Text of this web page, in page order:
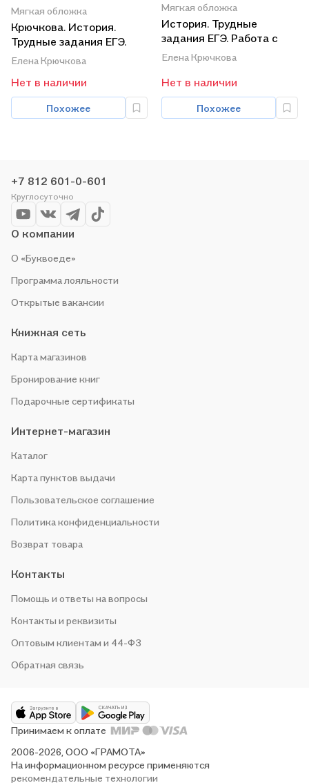
Мягкая обложка
Крючкова. История.
Трудные задания ЕГЭ.
Работа с текстом.
Готовимся к экзамену
Елена Крючкова
Нет в наличии
Похожее
Мягкая обложка
История. Трудные
задания ЕГЭ. Работа с
текстом
Елена Крючкова
Нет в наличии
Похожее
+7 812 601-0-601
Круглосуточно
О компании
О «Буквоеде»
Программа лояльности
Открытые вакансии
Книжная сеть
Карта магазинов
Бронирование книг
Подарочные сертификаты
Интернет-магазин
Каталог
Карта пунктов выдачи
Пользовательское соглашение
Политика конфиденциальности
Возврат товара
Контакты
Помощь и ответы на вопросы
Контакты и реквизиты
Оптовым клиентам и 44-ФЗ
Обратная связь
2006-2026, ООО «ГРАМОТА»
На информационном ресурсе применяются
рекомендательные технологии
Принимаем к оплате